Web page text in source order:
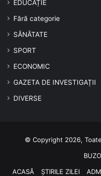
EDUCAȚIE
Fără categorie
SĂNĂTATE
SPORT
ECONOMIC
GAZETA DE INVESTIGAȚII
DIVERSE
© Copyright 2026,
ACASĂ
ȘTIRILE ZILEI